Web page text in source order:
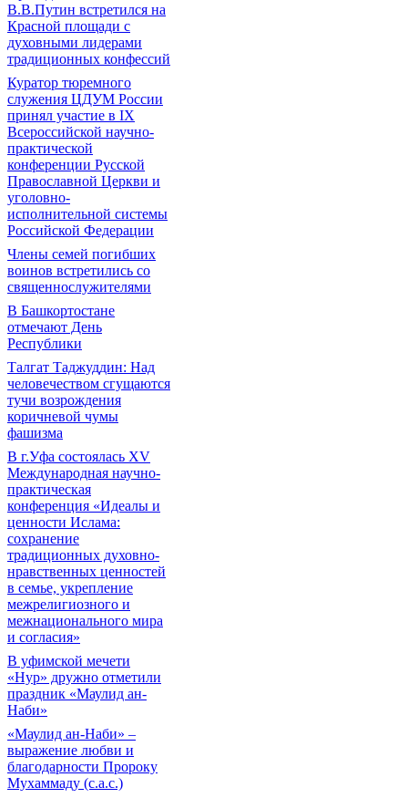
В.В.Путин встретился на
Красной площади с
духовными лидерами
традиционных конфессий
Куратор тюремного
служения ЦДУМ России
принял участие в IX
Всероссийской научно-
практической
конференции Русской
Православной Церкви и
уголовно-
исполнительной системы
Российской Федерации
Члены семей погибших
воинов встретились со
священнослужителями
В Башкортостане
отмечают День
Республики
Талгат Таджуддин: Над
человечеством сгущаются
тучи возрождения
коричневой чумы
фашизма
В г.Уфа состоялась XV
Международная научно-
практическая
конференция «Идеалы и
ценности Ислама:
сохранение
традиционных духовно-
нравственных ценностей
в семье, укрепление
межрелигиозного и
межнационального мира
и согласия»
В уфимской мечети
«Нур» дружно отметили
праздник «Маулид ан-
Наби»
«Маулид ан-Наби» –
выражение любви и
благодарности Пророку
Мухаммаду (с.а.с.)